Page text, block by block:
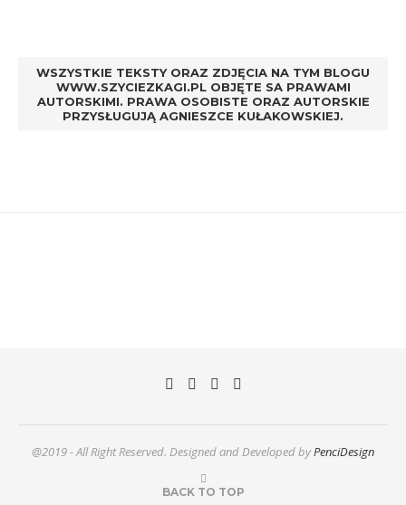
WSZYSTKIE TEKSTY ORAZ ZDJĘCIA NA TYM BLOGU
WWW.SZYCIEZKAGI.PL OBJĘTE SA PRAWAMI
AUTORSKIMI. PRAWA OSOBISTE ORAZ AUTORSKIE
PRZYSŁUGUJĄ AGNIESZCE KUŁAKOWSKIEJ.
@2019 - All Right Reserved. Designed and Developed byPenciDesign
BACK TO TOP